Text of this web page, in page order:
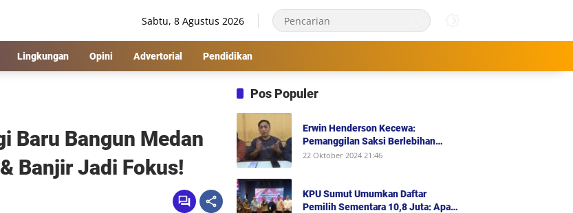
Sabtu, 8 Agustus 2026
Lingkungan Opini Advertorial Pendidikan
Baru Bangun Medan
Banjir Jadi Fokus!
Pos Populer
Erwin Henderson Kecewa:
Pemanggilan Saksi Berlebihan
dalam Kasus KDRT, Padahal Dirinya
Pelapor Atau Orang yang Dilaporkan
Dalam Perkara
22 Oktober 2024 21:46
KPU Sumut Umumkan Daftar
Pemilih Sementara 10,8 Juta: Apa